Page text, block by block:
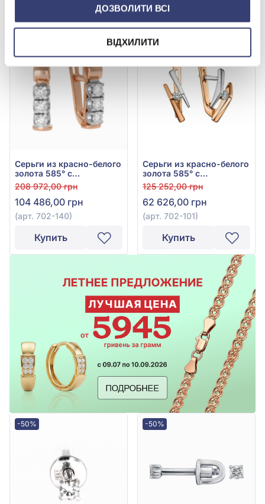
ДОЗВОЛИТИ ВСІ
ВІДХИЛИТИ
Купить
Серьги из красно-белого
золота 585° с
бриллиантом 0,36ct, арт.
702-140
208 972,00 грн
104 486,00 грн
(арт. 702-140)
Купить
-50%
Серьги из красно-белого
золота 585° с
бриллиантами 0,16ct, арт.
702-101
125 252,00 грн
62 626,00 грн
(арт. 702-101)
Купить
-50% -50%